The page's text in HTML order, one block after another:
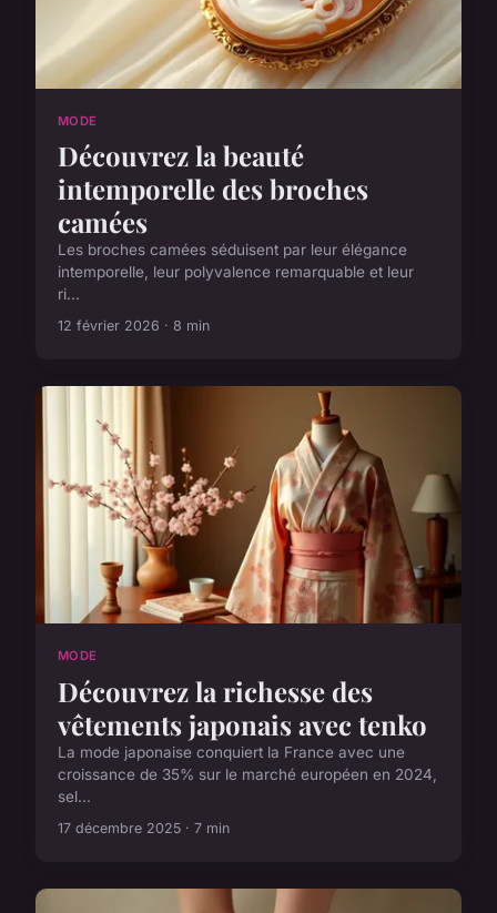
MODE
Découvrez la beauté
intemporelle des broches
camées
Les broches camées séduisent par leur élégance
intemporelle, leur polyvalence remarquable et leur
ri...
12 février 2026 · 8 min
MODE
Découvrez la richesse des
vêtements japonais avec tenko
La mode japonaise conquiert la France avec une
croissance de 35% sur le marché européen en 2024,
sel...
17 décembre 2025 · 7 min